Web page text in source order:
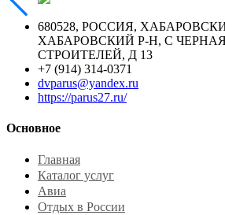
680528, РОССИЯ,
ХАБАРОВСКИЙ Р-Н, С
СТРОИТЕЛЕЙ, Д 13
+7 (914) 314-0371
dvparus@yandex.ru
https://parus27.ru/
Основное
Главная
Каталог услуг
Авиа
Отдых в России